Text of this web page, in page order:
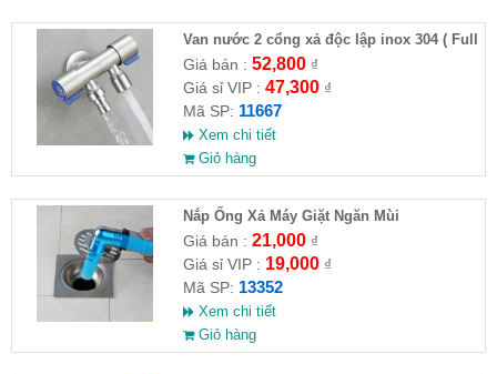
Van nước 2 cổng xả độc lập inox 304 ( Full
VAT )
Giá bán : 52,800₫
Giá sỉ VIP : 47,300₫
Mã SP: 11667
Xem chi tiết
Giỏ hàng
Nắp Ống Xả Máy Giặt Ngăn Mùi
Giá bán : 21,000₫
Giá sỉ VIP : 19,000₫
Mã SP: 13352
Xem chi tiết
Giỏ hàng